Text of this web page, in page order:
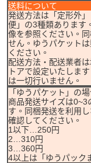
送料について
発送方法は「定形外
便」の3種類あります
像を参照ください。
せん。ゆうパケット
ください。
配送方法・配送業者
トアで設定いたしま
は一切行いません。
「ゆうパケット」の
商品発送サイズは0~3
す。同梱発送を利用
確認してください。
1以下…250円
2…310円
3…360円
4以上は「ゆうパック